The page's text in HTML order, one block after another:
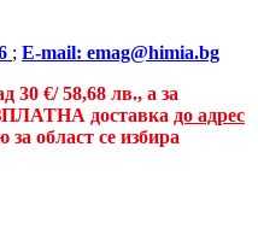
; E-mail: emag@himia.bg
30 €/58,68 лв., а за
доставка до адрес
област се избира